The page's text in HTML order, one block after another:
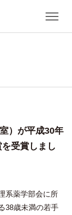
）が平成30年
受賞しまし
系薬学部会に所
38歳未満の若手